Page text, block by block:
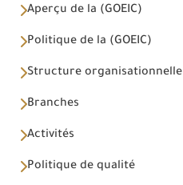
Aperçu de la (GOEIC)
Politique de la (GOEIC)
Structure organisationnelle
Branches
Activités
Politique de qualité